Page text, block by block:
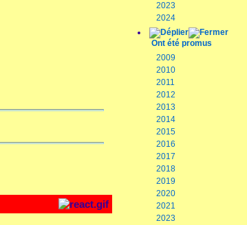
2023
2024
Ont été promus
2009
2010
2011
2012
2013
2014
2015
2016
2017
2018
2019
2020
2021
2023